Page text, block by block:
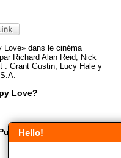
Love» dans le cinéma
Richard Alan Reid, Nick
: Grant Gustin, Lucy Hale y
Love?
Love?
Hello!